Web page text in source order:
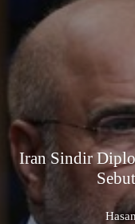
Iran Sindir
Hasan